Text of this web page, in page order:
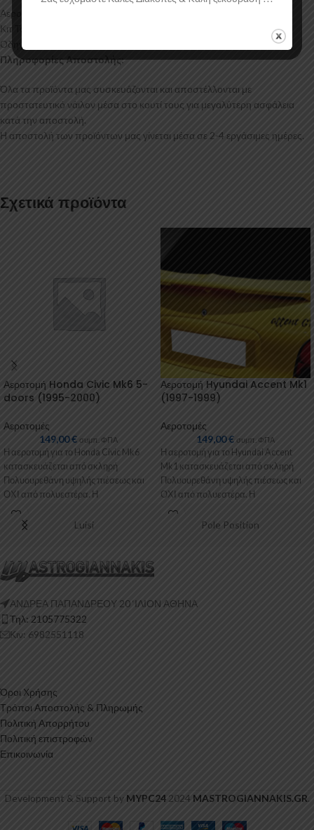
Αεροτομή Οροφής Seat Leon Mk2
Κιτ Τοποθέτησης
Οδηγίες Τοποθέτησης
Πληροφορίες Αποστολής:
Όλα τα προϊόντα μας συσκευάζονται και αποστέλλονται με
προστατευτικό νάιλον μέσα στο κουτί τους για μεγαλύτερη ασφάλεια
κατά την αποστολή.
Η αποστολή των προϊόντων μας γίνεται μέσα σε 2-4 εργάσιμες ημέρες.
Σχετικά προϊόντα
Αεροτομή Honda Civic Mk6 5-
doors (1995-2000)
Αεροτομές
149,00€ συμπ. ΦΠΑ
Η αεροτομή για το Honda Civic Mk6
κατασκευάζεται από σκληρή
Πολυουρεθάνη υψηλής πιέσεως και
ΟΧΙ από πολυεστέρα. Η
Πολυουρεθάνη είναι
Αεροτομή Hyundai Accent Mk1
(1997-1999)
Αεροτομές
149,00€ συμπ. ΦΠΑ
Η αεροτομή για το Hyundai Accent
Mk1 κατασκευάζεται από σκληρή
Πολυουρεθάνη υψηλής πιέσεως και
ΟΧΙ από πολυεστέρα. Η
Πολυουρεθάνη είναι
Luisi Pole Position
ΑΝΔΡΕΑ ΠΑΠΑΝΔΡΕΟΥ 20 ‘ΙΛΙΟΝ ΑΘΗΝΑ
Τηλ: 2105775322
Κιν: 6982551118
Όροι Χρήσης
Τρόποι Αποστολής & Πληρωμής
Πολιτική Απορρήτου
Πολιτική επιστροφών
Επικοινωνία
Development & Support by MYPC242024 MASTROGIANNAKIS.GR.